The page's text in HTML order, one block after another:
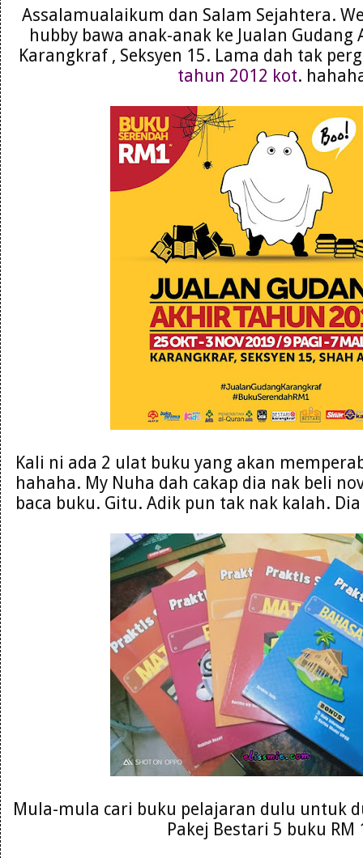
Assalamualaikum dan Salam Sejahtera.
hubby bawa anak-anak ke Jualan Gudang
Karangkraf , Seksyen 15. Lama dah tak
tahun 2012 kot.
Kali ni ada 2 ulat buku yang akan
hahaha. My Nuha dah cakap dia nak beli
baca buku. Gitu. Adik pun tak nak kalah.
Mula-mula cari buku pelajaran dulu untuk
Pakej Bestari 5 buku RM